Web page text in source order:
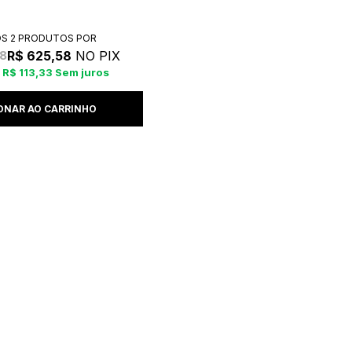
2 PRODUTOS
R$ 625,58 NO PIX
R$ 113,33 Sem juros